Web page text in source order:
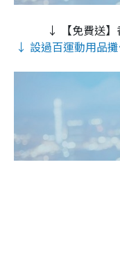
↓ 【免費送
↓ 設過百運動用品